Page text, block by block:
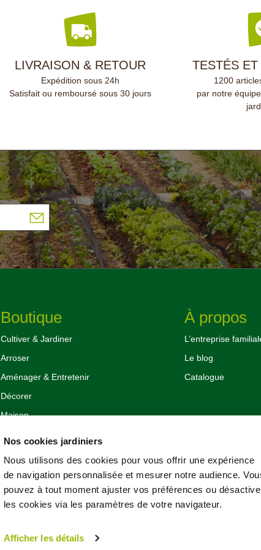
Nos cookies jardiniers
Nous utilisons des cookies pour vous offrir une expérience
de navigation personnalisée et mesurer notre audience.
pouvez à tout moment ajuster vos préférences ou
les cookies via les paramètres de votre navigateur.
Afficher les détails
LIVRAISON & RETOUR
Expédition sous 24h
Satisfait ou remboursé sous 30 jours
TESTÉS
1200
par notre
Boutique
Cultiver & Jardiner
Arroser
Aménager & Entretenir
Décorer
Maison
À propos
L’entreprise
Le blog
Catalogue